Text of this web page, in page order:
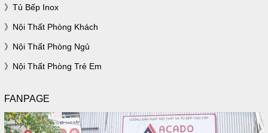
Tủ Bếp Inox
Nội Thất Phòng Khách
Nội Thất Phòng Ngủ
Nội Thất Phòng Trẻ Em
FANPAGE